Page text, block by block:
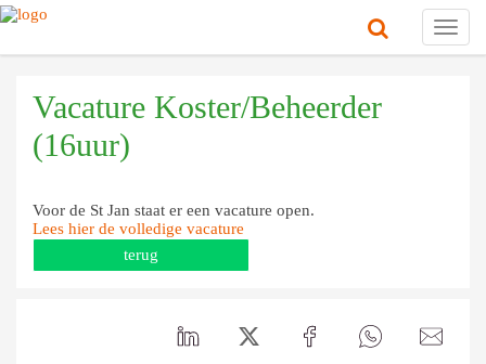
Vacature Koster/Beheerder
(16uur)
Voor de St Jan staat er een vacature open.
Lees hier de volledige vacature
terug